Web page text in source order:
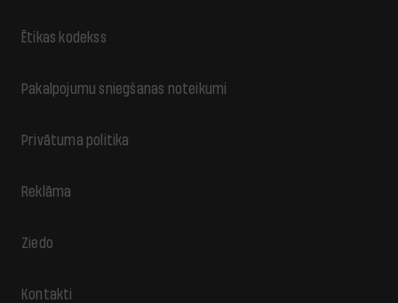
Ētikas kodekss
Pakalpojumu sniegšanas noteikumi
Privātuma politika
Reklāma
Ziedo
Kontakti